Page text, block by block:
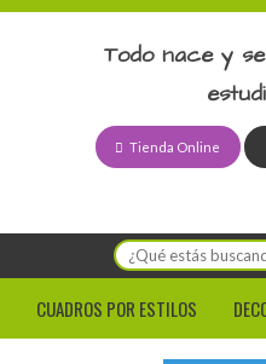
Todo nace y
Tienda Online
CUADROS POR ESTILOS